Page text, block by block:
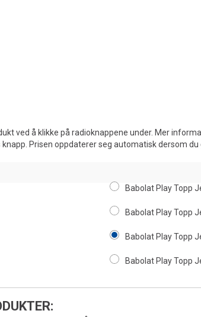
ved å klikke på radioknappene under. Mer
Prisen oppdaterer seg automatisk dersom du
Babolat Play Topp
Babolat Play Topp
Babolat Play Topp
Babolat Play Topp